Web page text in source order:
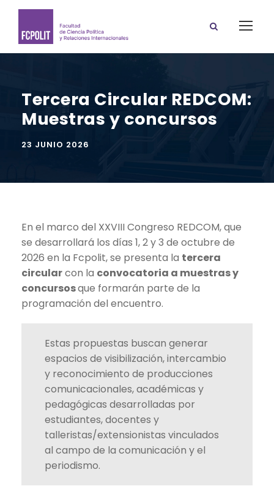
Tercera Circular REDCOM:
Muestras y concursos
23 JUNIO 2026
En el marco del XXVIII Congreso REDCOM, que
se desarrollará los días 1, 2 y 3 de octubre de
2026 en la Fcpolit, se presenta la tercera
circularcon la convocatoria a muestras y
concursosque formarán parte de la
programación del encuentro.
Estas propuestas buscan generar
espacios de visibilización, intercambio
y reconocimiento de producciones
comunicacionales, académicas y
pedagógicas desarrolladas por
estudiantes, docentes y
talleristas/extensionistas vinculados
al campo de la comunicación y el
periodismo.